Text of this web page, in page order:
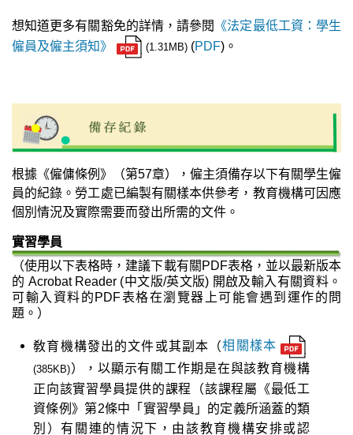
想知道更多有關豁免的詳情，請參閱 《法定最低工資：學生
僱員及僱主須知》
(1.31MB) (PDF)。
根據《僱傭條例》（第57章），僱主須備存以下有關學生僱
員的紀錄。勞工處已編製有關樣本供參考，教育機構可因應
個別情況及實際需要而發出所需的文件。
實習學員
（使用以下表格時，建議下載有關PDF表格，並以最新版本
的 Acrobat Reader (中文版/英文版) 開啟及輸入有關資料。
可輸入資料的PDF表格在瀏覽器上可能會遇到運作的問
題。）
敎育機構發出的文件或其副本（相關樣本
(385KB)），以顯示有關工作期是在與該教育機構
正向該實習學員提供的課程（該課程屬《最低工
資條例》第2條中「實習學員」的定義所涵蓋的類
別）有關連的情況下，由該教育機構安排或認